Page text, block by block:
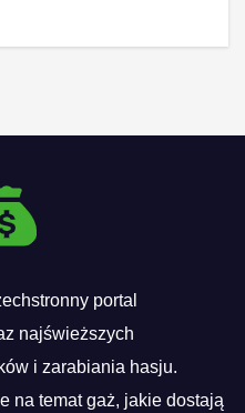
portal
najświeższych
i zarabiania hasju.
na temat gaż, jakie dostają